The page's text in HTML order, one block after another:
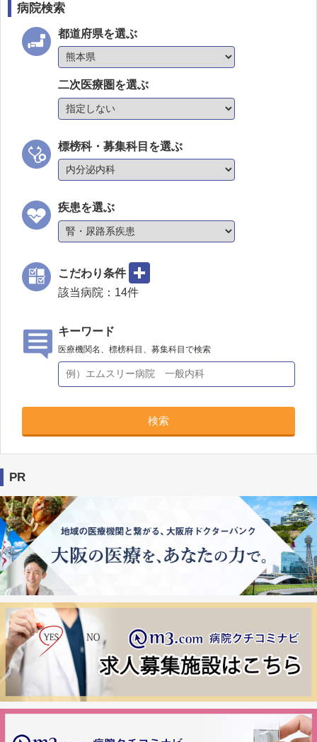
病院検索
都道府県を選ぶ
二次医療圏を選ぶ
標榜科・募集科目を選ぶ
疾患を選ぶ
こだわり条件
該当病院： 14件
キーワード
医療機関名、標榜科目、募集科目で検索
検索
PR